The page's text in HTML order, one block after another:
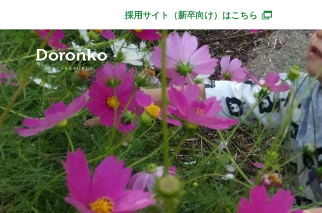
採用サイト（新卒向け） はこちら
別ウィンドウで開きます